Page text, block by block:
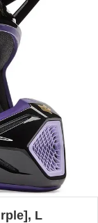
L